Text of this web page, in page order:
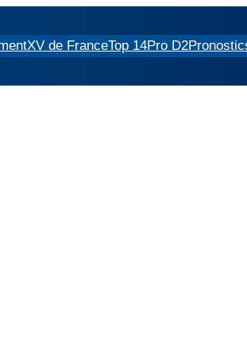
XV de FranceTop 14Pro D2